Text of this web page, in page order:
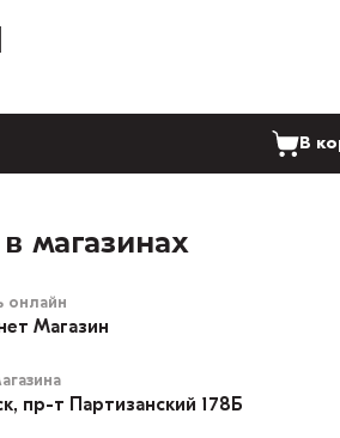
В
магазинах
онлайн
Магазин
пр-т Партизанский 178Б